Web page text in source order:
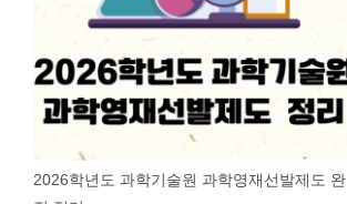
2026학년도 과학기술원 과학영재선발제도 완